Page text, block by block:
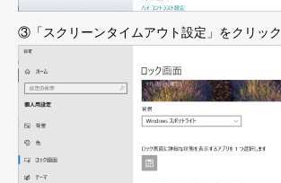
③「スクリーンタイムアウト設定」をクリック